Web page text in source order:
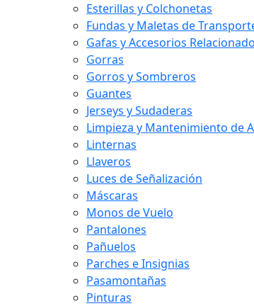
Esterillas y Colchonetas
Fundas y Maletas de
Gafas y Accesorios
Gorras
Gorros y Sombreros
Guantes
Jerseys y Sudaderas
Limpieza y Mantenimiento de
Linternas
Llaveros
Luces de Señalización
Máscaras
Monos de Vuelo
Pantalones
Pañuelos
Parches e Insignias
Pasamontañas
Pinturas